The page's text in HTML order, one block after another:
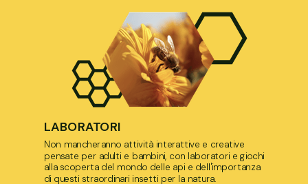
LABORATORI
Non mancheranno attività interattive e creative
pensate per adulti e bambini, con laboratori e giochi
alla scoperta del mondo delle api e dell'importanza
di questi straordinari insetti per la natura.